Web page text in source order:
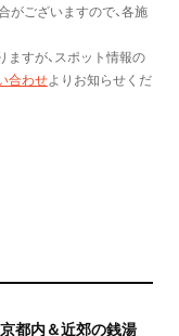
がございますので、各施
すが、スポット情報の
合わせよりお知らせくだ
都内＆近郊の銭湯